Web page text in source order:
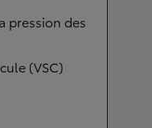
pression des
(VSC)